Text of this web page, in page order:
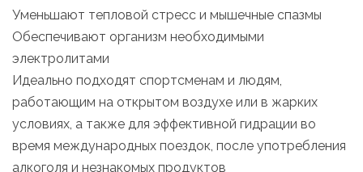
Уменьшают тепловой стресс и мышечные спазмы
Обеспечивают организм необходимыми
электролитами
Идеально подходят спортсменам и людям,
работающим на открытом воздухе или в жарких
условиях, а также для эффективной гидрации во
время международных поездок, после употребления
алкоголя и незнакомых продуктов